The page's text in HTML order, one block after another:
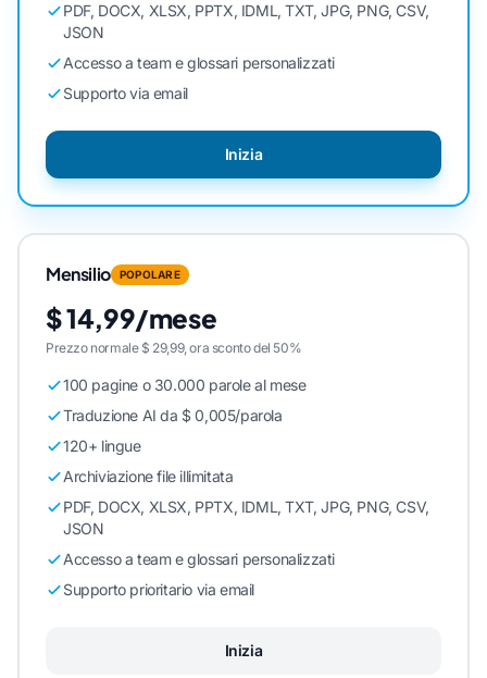
PDF, DOCX, XLSX, PPTX, IDML, TXT, JPG, PNG, CSV,
JSON
Accesso a team e glossari personalizzati
Supporto via email
Inizia
Mensilio POPOLARE
$ 14,99/mese
Prezzo normale $ 29,99, ora sconto del 50%
100 pagine o 30.000 parole al mese
Traduzione AI da $ 0,005/parola
120+ lingue
Archiviazione file illimitata
PDF, DOCX, XLSX, PPTX, IDML, TXT, JPG, PNG, CSV,
JSON
Accesso a team e glossari personalizzati
Supporto prioritario via email
Inizia